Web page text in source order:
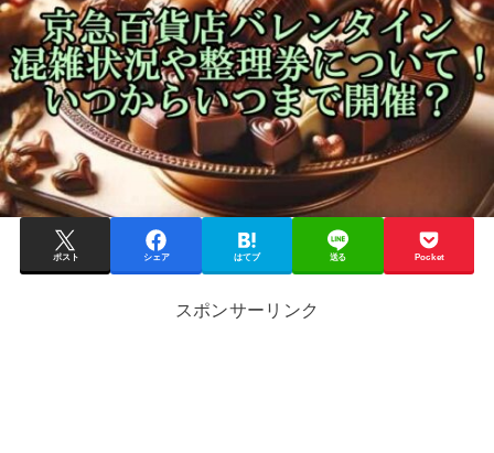
ポスト シェア はてブ 送る Pocket
スポンサーリンク